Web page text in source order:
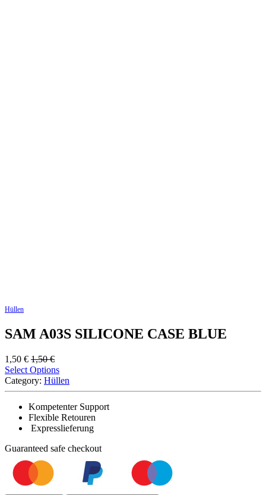
Hüllen
SAM A03S SILICONE CASE BLUE
1,50 € 1,50€
Select Options
Category: Hüllen
Kompetenter Support
Flexible Retouren
Expresslieferung
Guaranteed safe checkout